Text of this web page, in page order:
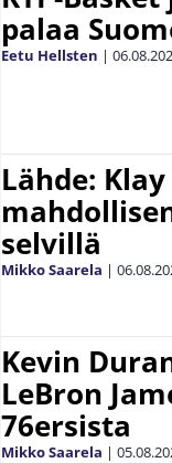
palaa
Eetu Hellsten |
Lähde:
selvillä
Mikko Saarela |
Kevin
LeBron
76ersista
Mikko Saarela |